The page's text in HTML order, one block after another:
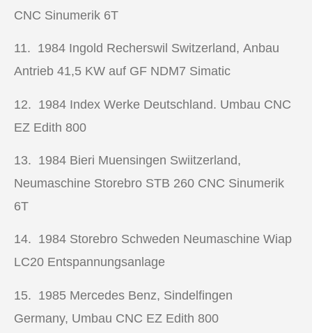
CNC Sinumerik 6T
11. 1984 Ingold Recherswil Switzerland, Anbau
Antrieb 41,5 KW auf GF NDM7 Simatic
12. 1984 Index Werke Deutschland. Umbau CNC
EZ Edith 800
13. 1984 Bieri Muensingen Swiitzerland,
Neumaschine Storebro STB 260 CNC Sinumerik
6T
14. 1984 Storebro Schweden Neumaschine Wiap
LC20 Entspannungsanlage
15. 1985 Mercedes Benz, Sindelfingen
Germany, Umbau CNC EZ Edith 800